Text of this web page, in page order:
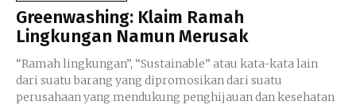
Greenwashing: Klaim Ramah
Lingkungan Namun Merusak
“Ramah lingkungan”, “Sustainable” atau kata-kata lain
dari suatu barang yang dipromosikan dari suatu
perusahaan yang mendukung penghijauan dan kesehatan